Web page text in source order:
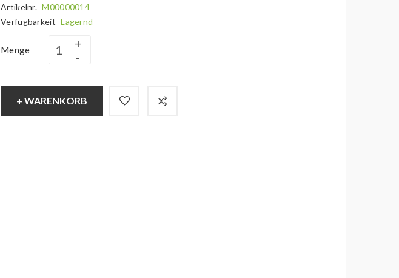
Artikelnr. M00000014
Verfügbarkeit Lagernd
Menge
+ WARENKORB